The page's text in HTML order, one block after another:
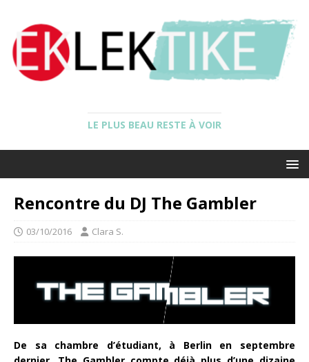
LE PLUS BEAU RESTE À VOIR
Rencontre du DJ The Gambler
03/10/2016 Clara S.
De sa chambre d’étudiant, à Berlin en septembre